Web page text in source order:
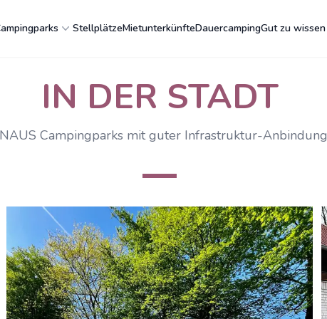
StellplätzeMietunterkünfteDauercampingGut zu wissen
IN DER STADT
Campingparks mit guter Infrastruktur-Anbindung